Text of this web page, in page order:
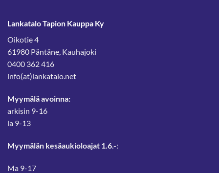
Lankatalo Tapion Kauppa Ky
Oikotie 4
61980 Päntäne, Kauhajoki
0400 362 416
info(at)lankatalo.net
Myymälä avoinna:
arkisin 9-16
la 9-13
Myymälän kesäaukioloajat 1.6.-:
Ma 9-17